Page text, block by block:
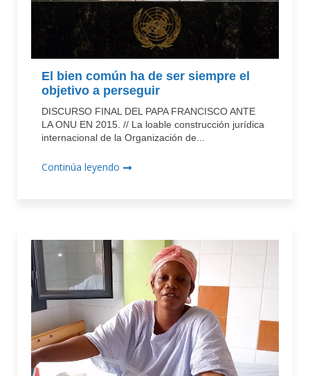
El bien común ha de ser siempre el
objetivo a perseguir
DISCURSO FINAL DEL PAPA FRANCISCO ANTE
LA ONU EN 2015. // La loable construcción jurídica
internacional de la Organización de...
Continúa leyendo